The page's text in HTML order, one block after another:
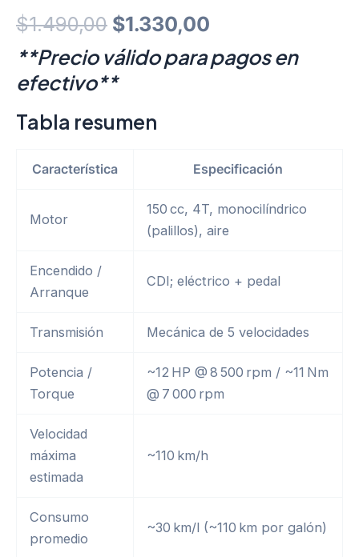
$1.490,00 Original
price
was:
$1.490,00.
$1.330,00
price
**Precio válido para pagos en
efectivo**
Tabla resumen
Característica Especificación
Motor
150 cc, 4T, monocilíndrico
(palillos), aire
Encendido /
Arranque
CDI; eléctrico + pedal
Transmisión Mecánica de 5 velocidades
Potencia /
Torque
~12 HP @ 8 500 rpm / ~11 Nm
@ 7 000 rpm
Velocidad
máxima
estimada
~110 km/h
Consumo
promedio
~30 km/l (~110 km por galón)